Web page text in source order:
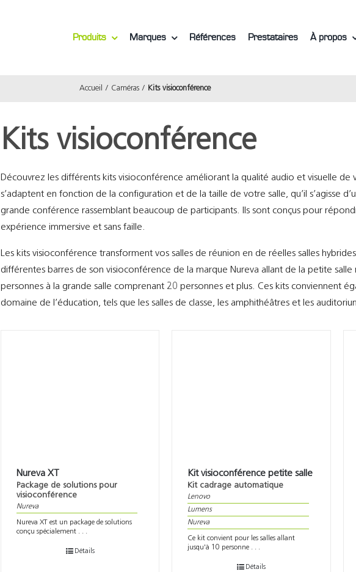
Produits Marques Références Prestataires À propos
Accueil Caméras Kits visioconférence
Kits visioconférence
Découvrez les différents kits visioconférence améliorant la qualité audio et visuelle de
s’adaptent en fonction de la configuration et de la taille de votre salle, qu’il s’agisse
grande conférence rassemblant beaucoup de participants. Ils sont conçus pour
expérience immersive et sans faille.
Les kits visioconférence transforment vos salles de réunion en de réelles salles
différentes barres de son visioconférence de la marque Nureva allant de la petite
personnes à la grande salle comprenant 20 personnes et plus. Ces kits conviennent
domaine de l’éducation, tels que les salles de classe, les amphithéâtres et les
Nureva XT
Package de solutions pour
visioconférence
Nureva
Nureva XT est un package de solutions
conçu spécialement . . .
Détails
Kit visioconférence petite salle
Kit cadrage automatique
Lenovo
Lumens
Nureva
Ce kit convient pour les salles allant
jusqu'à 10 personne . . .
Détails